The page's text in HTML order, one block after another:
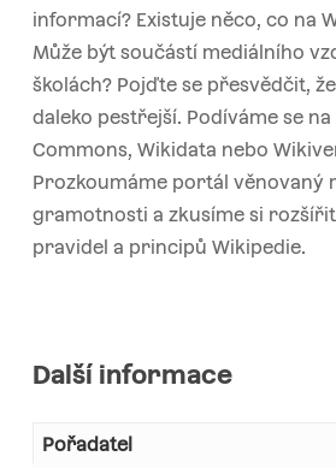
informací? Existuje něco, co na
Může být součástí mediálního
školách? Pojďte se přesvědčit,
daleko pestřejší. Podíváme se na
Commons, Wikidata nebo
Prozkoumáme portál věnovaný
gramotnosti a zkusíme si
pravidel a principů Wikipedie.
Další informace
Pořadatel